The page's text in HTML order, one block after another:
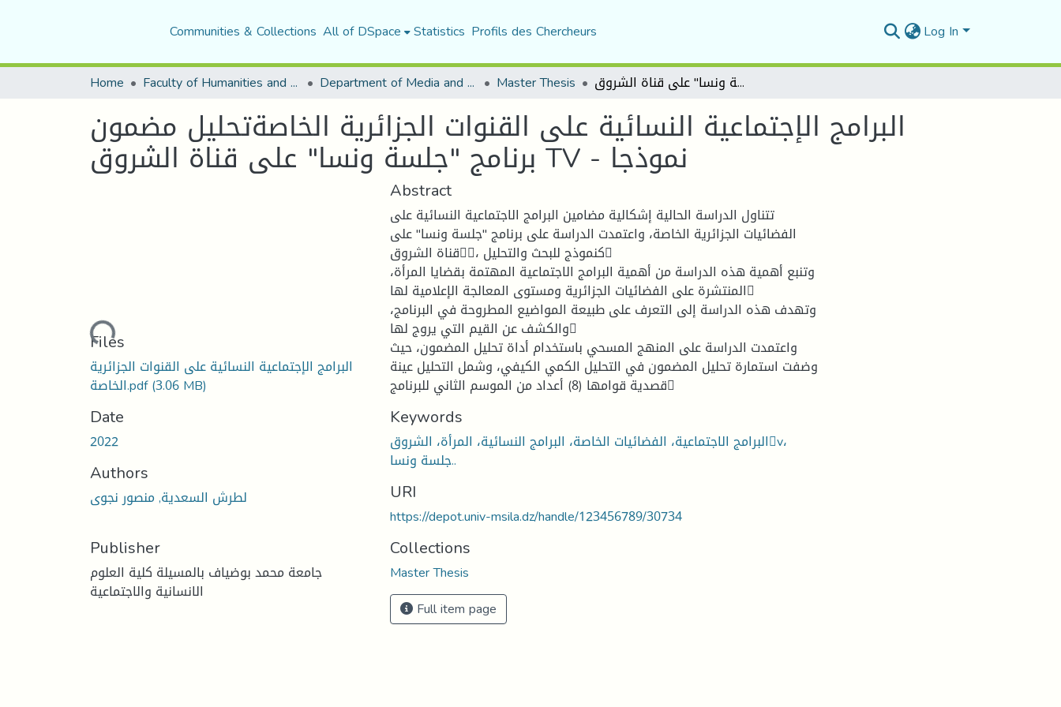
Communities & Collections All of DSpace Statistics Profils des Chercheurs Log In
Home Faculty of Humanities and Social Sciences Department of Media and Communication Studies Master Thesis البرامج الإجتماعية النسائية على القنوات الجزائرية الخاصةتحليل مضمون برنامج "جلسة ونسا" على قناة الشروق TV - نموذجا
البرامج الإجتماعية النسائية على القنوات الجزائرية الخاصةتحليل مضمون
برنامج "جلسة ونسا" على قناة الشروق TV - نموذجا
Loading...
Files
البرامج الإجتماعية النسائية على القنوات الجزائرية
الخاصة.pdf(3.06 MB)
Date
2022
Authors
لطرش السعدية, منصور نجوى
Publisher
جامعة محمد بوضياف بالمسيلة كلية العلوم
الانسانية والاجتماعية
Abstract
تتناول الدراسة الحالية إشكالية مضامين البرامج الاجتماعية النسائية على
الفضائيات الجزائرية الخاصة، واعتمدت الدراسة على برنامج "جلسة ونسا" على
قناة الشروق، كنموذج للبحث والتحليل
وتنبع أهمية هذه الدراسة من أهمية البرامج الاجتماعية المهتمة بقضايا المرأة،
المنتشرة على الفضائيات الجزائرية ومستوى المعالجة الإعلامية لها
وتهدف هذه الدراسة إلى التعرف على طبيعة المواضيع المطروحة في البرنامج،
والكشف عن القيم التي يروج لها
واعتمدت الدراسة على المنهج المسحي باستخدام أداة تحليل المضمون، حيث
وضفت استمارة تحليل المضمون في التحليل الكمي الكيفي، وشمل التحليل عينة
قصدية قوامها (8) أعداد من الموسم الثاني للبرنامج
Keywords
البرامج الاجتماعية، الفضائيات الخاصة، البرامج النسائية، المرأة، الشروقv،
جلسة ونسا..
URI
https://depot.univ-msila.dz/handle/123456789/30734
Collections
Master Thesis
Full item page